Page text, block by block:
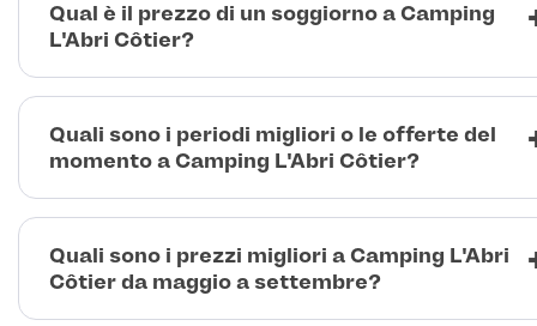
Qual è il prezzo di un soggiorno a Camping
L'Abri Côtier?
Quali sono i periodi migliori o le offerte del
momento a Camping L'Abri Côtier?
Quali sono i prezzi migliori a Camping L'Abri
Côtier da maggio a settembre?